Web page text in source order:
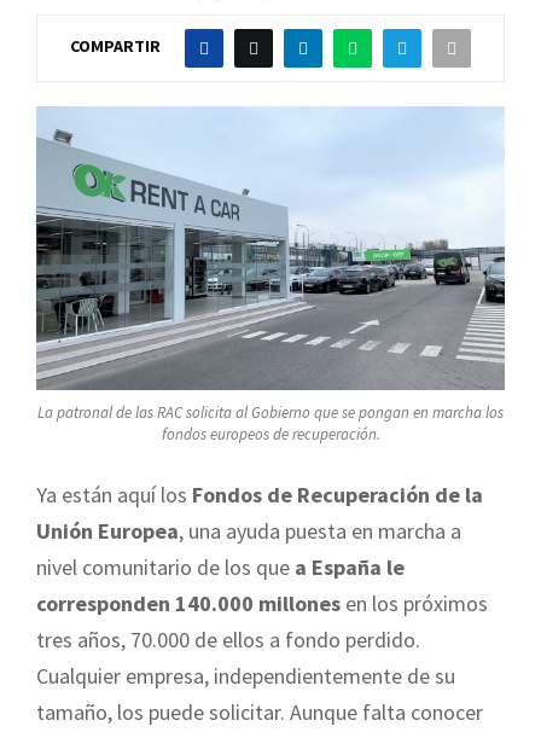
COMPARTIR
La patronal de las RAC solicita al Gobierno que se pongan en marcha los
fondos europeos de recuperación.
Ya están aquí los Fondos de Recuperación de la
Unión Europea, una ayuda puesta en marcha a
nivel comunitario de los que a España le
corresponden 140.000 millones en los próximos
tres años, 70.000 de ellos a fondo perdido.
Cualquier empresa, independientemente de su
tamaño, los puede solicitar. Aunque falta conocer